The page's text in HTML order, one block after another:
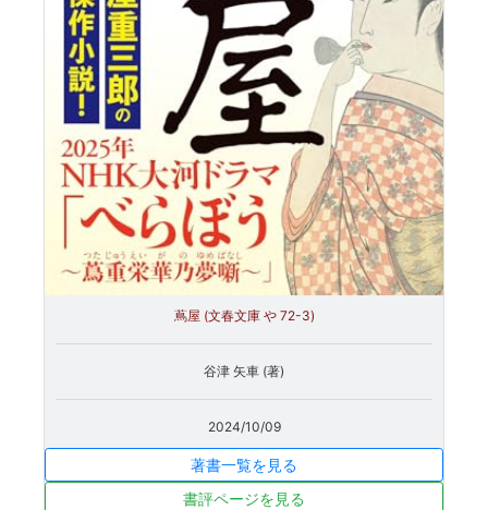
蔦屋 (文春文庫 や 72-3)
谷津 矢車 (著)
2024/10/09
著書一覧を見る
書評ページを見る